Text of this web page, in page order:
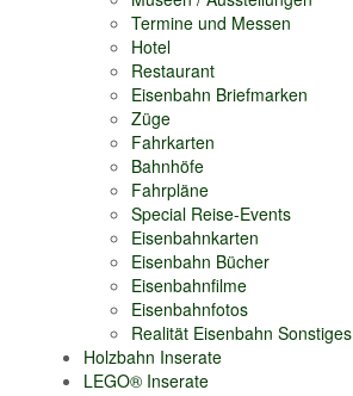
Termine und Messen
Hotel
Restaurant
Eisenbahn Briefmarken
Züge
Fahrkarten
Bahnhöfe
Fahrpläne
Special Reise-Events
Eisenbahnkarten
Eisenbahn Bücher
Eisenbahnfilme
Eisenbahnfotos
Realität Eisenbahn Sonstiges
Holzbahn Inserate
LEGO® Inserate